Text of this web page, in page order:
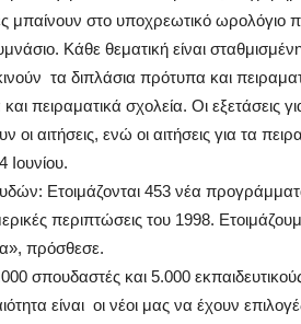
μπαίνουν στο υποχρεωτικό
Κάθε θεματική είναι
τα διπλάσια πρότυπα και
πειραματικά σχολεία. Οι εξετάσεις
αιτήσεις, ενώ οι αιτήσεις για τα
Ιουνίου.
Ετοιμάζονται 453 νέα
περιπτώσεις του 1998.
πρόσθεσε.
σπουδαστές και 5.000
είναι οι νέοι μας να έχουν